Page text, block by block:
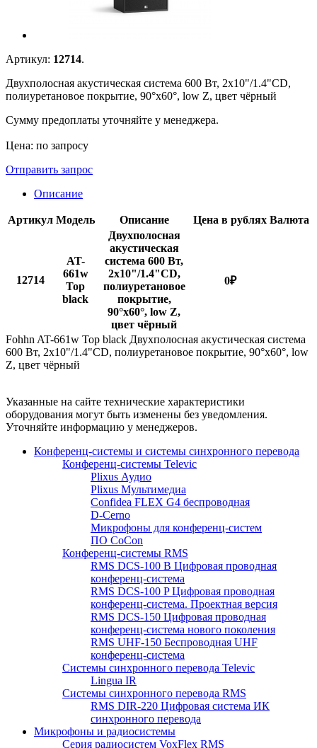
Артикул: 12714.
Двухполосная акустическая система 600 Вт, 2x10"/1.4"CD,
полиуретановое покрытие, 90°x60°, low Z, цвет чёрный
Сумму предоплаты уточняйте у менеджера.
Цена: по запросу
Отправить запрос
Описание
Артикул Модель Описание Цена в рублях Валюта
12714
AT-
661w
Top
black
Двухполосная
акустическая
система 600 Вт,
2x10"/1.4"CD,
полиуретановое
покрытие,
90°x60°, low Z,
цвет чёрный
0₽
Fohhn AT-661w Top black Двухполосная акустическая система
600 Вт, 2x10"/1.4"CD, полиуретановое покрытие, 90°x60°, low
Z, цвет чёрный
Указанные на сайте технические характеристики
оборудования могут быть изменены без уведомления.
Уточняйте информацию у менеджеров.
Конференц-системы и системы синхронного перевода
Конференц-системы Televic
Plixus Аудио
Plixus Мультимедиа
Confidea FLEX G4 беспроводная
D-Cerno
Микрофоны для конференц-систем
ПО CoCon
Конференц-системы RMS
RMS DCS-100 B Цифровая проводная
конференц-система
RMS DCS-100 P Цифровая проводная
конференц-система. Проектная версия
RMS DCS-150 Цифровая проводная
конференц-система нового поколения
RMS UHF-150 Беспроводная UHF
конференц-система
Системы синхронного перевода Televic
Lingua IR
Системы синхронного перевода RMS
RMS DIR-220 Цифровая система ИК
синхронного перевода
Микрофоны и радиосистемы
Серия радиосистем VoxFlex RMS